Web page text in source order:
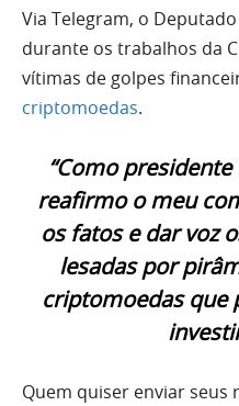
Via Telegram, o
durante os trabalhos da
vítimas de golpes
criptomoedas.
“Como
reafirmo o meu
os fatos e dar voz
lesadas por
criptomoedas que
Quem quiser enviar seus